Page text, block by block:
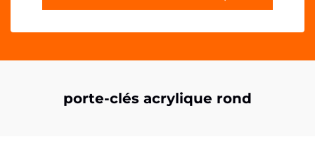
porte-clés acrylique rond